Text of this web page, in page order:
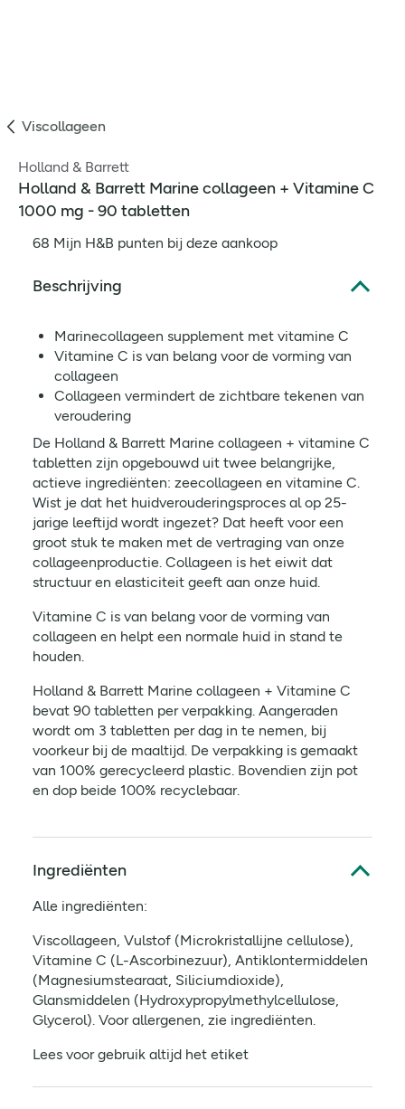
Viscollageen
Holland & Barrett
Holland & Barrett Marine collageen + Vitamine C
1000 mg - 90 tabletten
68 Mijn H&B punten bij deze aankoop
Beschrijving
Marinecollageen supplement met vitamine C
Vitamine C is van belang voor de vorming van
collageen
Collageen vermindert de zichtbare tekenen van
veroudering
De Holland & Barrett Marine collageen + vitamine C
tabletten zijn opgebouwd uit twee belangrijke,
actieve ingrediënten: zeecollageen en vitamine C.
Wist je dat het huidverouderingsproces al op 25-
jarige leeftijd wordt ingezet? Dat heeft voor een
groot stuk te maken met de vertraging van onze
collageenproductie. Collageen is het eiwit dat
structuur en elasticiteit geeft aan onze huid.
Vitamine C is van belang voor de vorming van
collageen en helpt een normale huid in stand te
houden.
Holland & Barrett Marine collageen + Vitamine C
bevat 90 tabletten per verpakking. Aangeraden
wordt om 3 tabletten per dag in te nemen, bij
voorkeur bij de maaltijd. De verpakking is gemaakt
van 100% gerecycleerd plastic. Bovendien zijn pot
en dop beide 100% recyclebaar.
Ingrediënten
Alle ingrediënten:
Viscollageen, Vulstof (Microkristallijne cellulose),
Vitamine C (L-Ascorbinezuur), Antiklontermiddelen
(Magnesiumstearaat, Siliciumdioxide),
Glansmiddelen (Hydroxypropylmethylcellulose,
Glycerol). Voor allergenen, zie ingrediënten.
Lees voor gebruik altijd het etiket